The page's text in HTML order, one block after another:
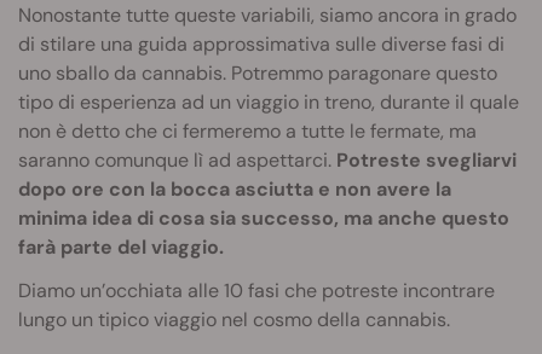
Nonostante tutte queste variabili, siamo ancora in grado
di stilare una guida approssimativa sulle diverse fasi di
uno sballo da cannabis. Potremmo paragonare questo
tipo di esperienza ad un viaggio in treno, durante il quale
non è detto che ci fermeremo a tutte le fermate, ma
saranno comunque lì ad aspettarci. Potreste svegliarvi
dopo ore con la bocca asciutta e non avere la
minima idea di cosa sia successo, ma anche questo
farà parte del viaggio.
Diamo un’occhiata alle 10 fasi che potreste incontrare
lungo un tipico viaggio nel cosmo della cannabis.